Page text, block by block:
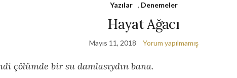
Yazılar , Denemeler
Hayat Ağacı
Mayıs 11, 2018 Yorum yapılmamış
çölümde bir su damlasıydın bana.